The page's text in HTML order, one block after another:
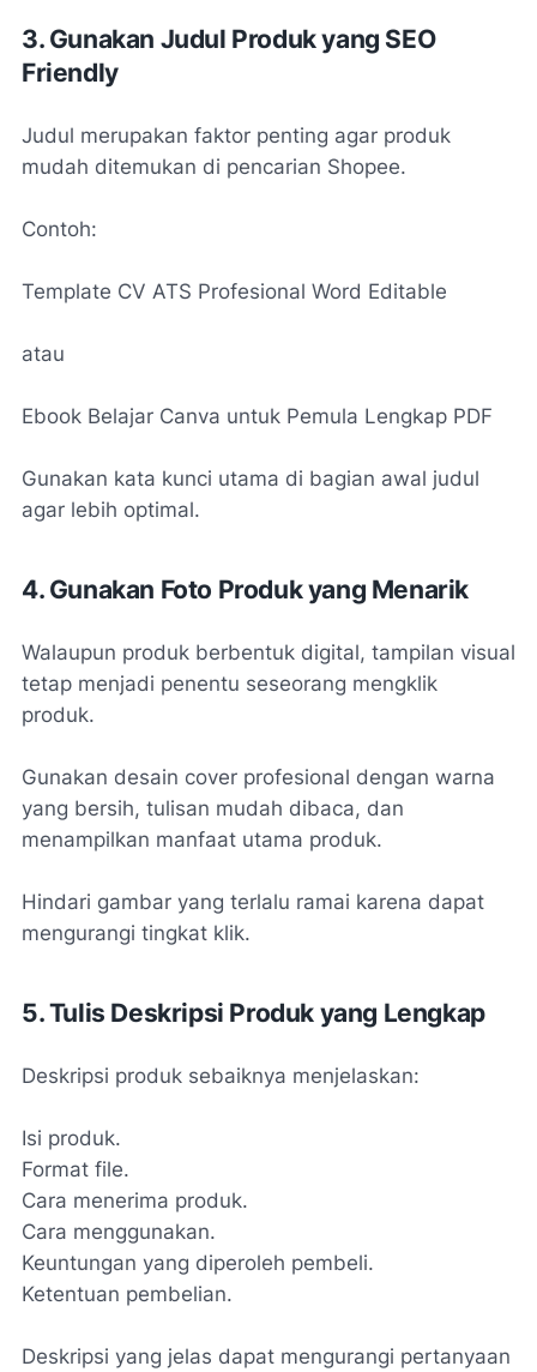
3. Gunakan Judul Produk yang SEO
Friendly
Judul merupakan faktor penting agar produk
mudah ditemukan di pencarian Shopee.
Contoh:
Template CV ATS Profesional Word Editable
atau
Ebook Belajar Canva untuk Pemula Lengkap PDF
Gunakan kata kunci utama di bagian awal judul
agar lebih optimal.
4. Gunakan Foto Produk yang Menarik
Walaupun produk berbentuk digital, tampilan visual
tetap menjadi penentu seseorang mengklik
produk.
Gunakan desain cover profesional dengan warna
yang bersih, tulisan mudah dibaca, dan
menampilkan manfaat utama produk.
Hindari gambar yang terlalu ramai karena dapat
mengurangi tingkat klik.
5. Tulis Deskripsi Produk yang Lengkap
Deskripsi produk sebaiknya menjelaskan:
Isi produk.
Format file.
Cara menerima produk.
Cara menggunakan.
Keuntungan yang diperoleh pembeli.
Ketentuan pembelian.
Deskripsi yang jelas dapat mengurangi pertanyaan